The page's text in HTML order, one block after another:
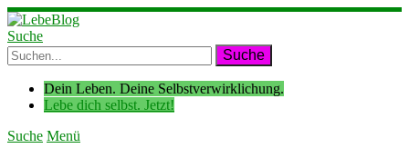
Suche
Dein Leben. Deine Selbstverwirklichung.
Lebe dich selbst. Jetzt!
Suche Menü